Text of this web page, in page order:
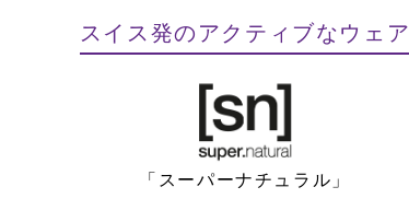
スイス発のアクティブなウェア
「スーパーナチュラル」